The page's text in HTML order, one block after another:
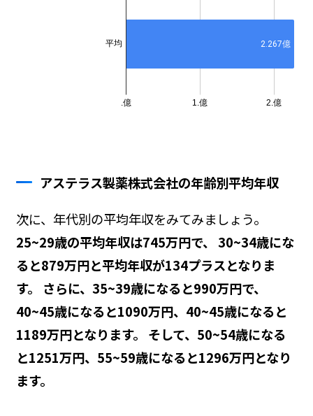
アステラス製薬株式会社の年齢別平均年収
次に、年代別の平均年収をみてみましょう。
25~29歳の平均年収は745万円で、 30~34歳にな
ると879万円と平均年収が134プラスとなりま
す。 さらに、35~39歳になると990万円で、
40~45歳になると1090万円、40~45歳になると
1189万円となります。 そして、50~54歳になる
と1251万円、55~59歳になると1296万円となり
ます。